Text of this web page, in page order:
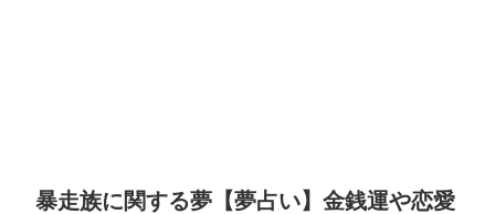
暴走族に関する夢【夢占い】金銭運や恋愛